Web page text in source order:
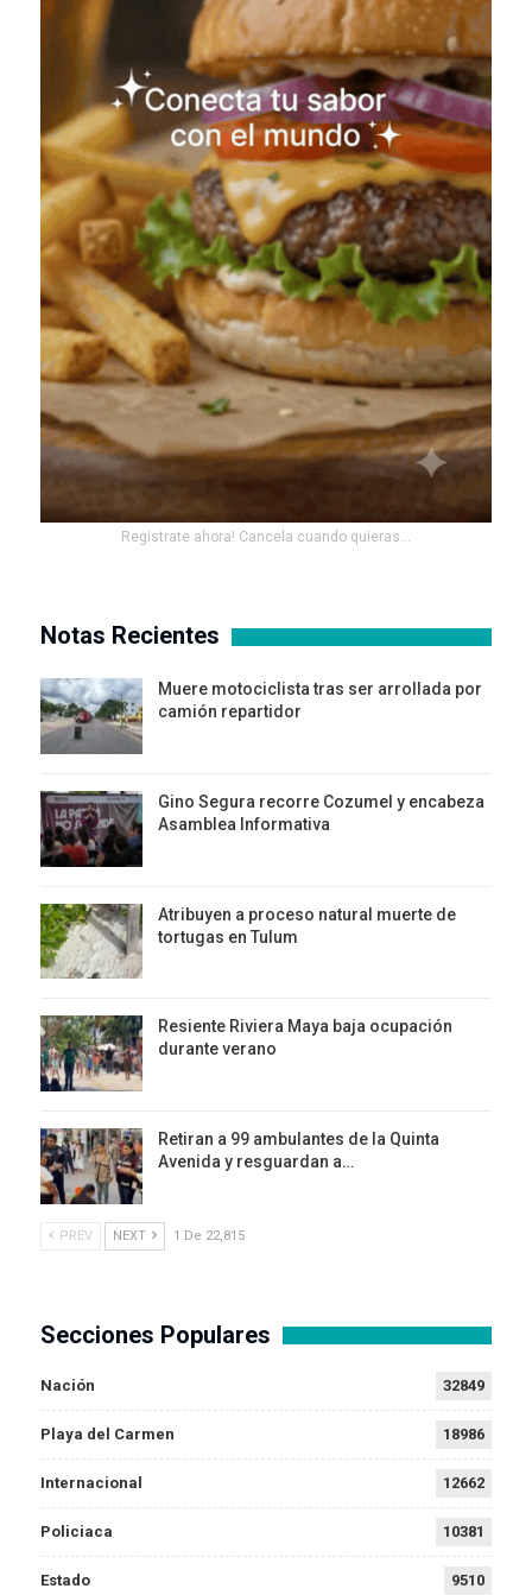
Registrate ahora! Cancela cuando quieras...
Notas Recientes
Muere motociclista tras ser arrollada por
camión repartidor
Gino Segura recorre Cozumel y encabeza
Asamblea Informativa
Atribuyen a proceso natural muerte de
tortugas en Tulum
Resiente Riviera Maya baja ocupación
durante verano
Retiran a 99 ambulantes de la Quinta
Avenida y resguardan a…
PREV NEXT 1 De 22,815
Secciones Populares
Nación 32849
Playa del Carmen 18986
Internacional 12662
Policiaca 10381
Estado 9510